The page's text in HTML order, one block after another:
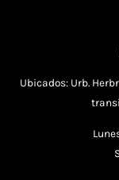
Ubicados: Urb.